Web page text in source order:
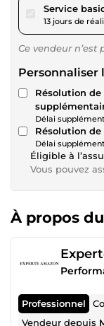
Service
13 jours de
Ce vendeur n’est
Personnaliser
Résolution
Délai
Résolution
Délai
Éligible à
Vous pouvez
À propos
Professionnel
Vendeur depuis